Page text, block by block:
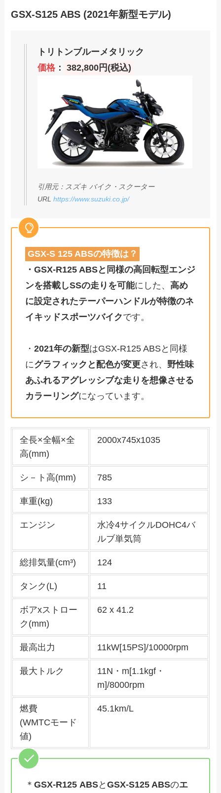
GSX-S125 ABS (2021年新型モデル)
トリトンブルーメタリック
価格 ： 382,800円(税込)
引用元：スズキ バイク・スクーター
URLhttps://www.suzuki.co.jp/
GSX-S 125 ABSの特徴は？
・GSX-R125 ABSと同様の高回転型エンジ
ンを搭載しSSの走りを可能にした、高め
に設定されたテーパーハンドルが特徴のネ
イキッドスポーツバイクです。
・2021年の新型はGSX-R125 ABSと同様
にグラフィックと配色が変更され、野性味
あふれるアグレッシブな走りを想像させる
カラーリングになっています。
全長×全幅×全
高(mm)
2000x745x1035
シ－ト高(mm) 785
車重(kg) 133
エンジン
水冷4サイクルDOHC4バ
ルブ単気筒
総排気量(cm³) 124
タンク(L) 11
ボアxストロー
ク(mm)
62 x 41.2
最高出力 11kW[15PS]/10000rpm
最大トルク
11N・m[1.1kgf・
m]/8000rpm
燃費
(WMTCモード
値)
45.1km/L
＊GSX-R125 ABSとGSX-S125 ABSのエ